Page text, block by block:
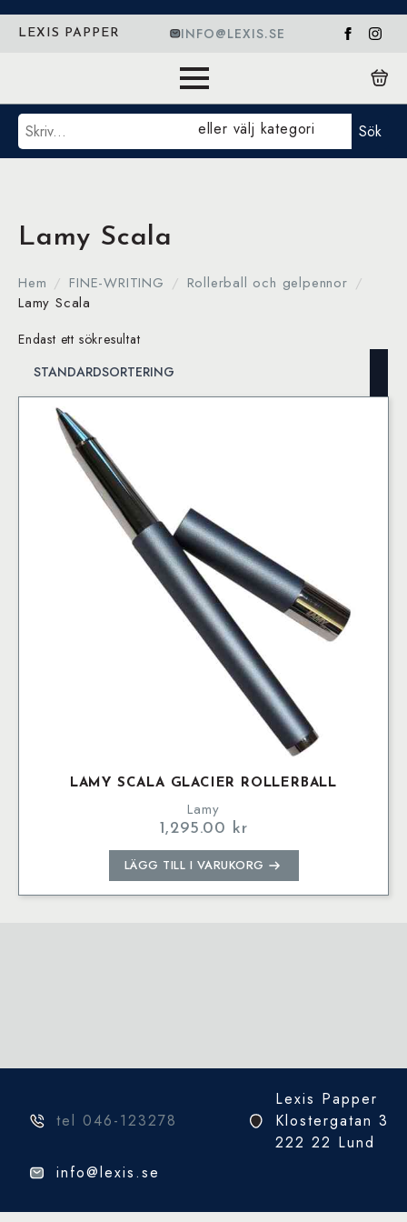
LEXIS PAPPER INFO@LEXIS.SE
Sök eller välj kategori Sök
Lamy Scala
Hem FINE-WRITING
Rollerball och gelpennor
Lamy Scala
Endast ett sökresultat
LAMY SCALA GLACIER ROLLERBALL
Lamy
1,295.00 kr
LÄGG TILL I VARUKORG
tel 046-123278
Lexis Papper
Klostergatan 3
222 22 Lund
info@lexis.se